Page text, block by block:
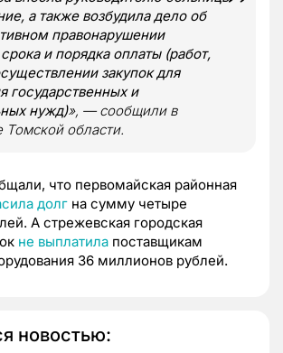
а также возбудила дело об
правонарушении
и порядка оплаты (работ,
закупок для
государственных и
нужд)», — сообщили в
Томской области.
что первомайская районная
долг на сумму четыре
А стрежевская городская
не выплатила поставщикам
36 миллионов рублей.
новостью: